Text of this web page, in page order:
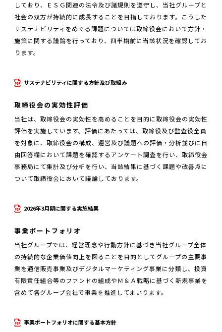
しており、ＥＳＧ関連の法令及び諸規則を遵守し、当社グループと
社会の双方が持続的に成長することを目指しております。こうした
サステナビリティをめぐる課題については取締役会において方針・
施策に関する議論を行っており、四半期前に当該状況を確認してお
ります。
サステナビリティに関する方針及び取組み
取締役会の実効性評価
当社は、取締役会の実効性を高めることを目的に取締役会の実効性
評価を実施しています。評価にあたっては、取締役及び監査役全員
を対象に、取締役会の構成、運営及び議題への評価・分析並びに自
由回答欄において課題を確認するアンケート調査を行い、取締役会
事務局にて集計及び分析を行い、当該結果に基づく課題や改善点に
ついて取締役会において議論しております。
2026年3月期に関する実施結果
事業ポートフォリオ
当社グループでは、経営理念や行動方針に基づき当社グループ全体
の持続的な企業価値向上を図ることを目的としてグループの主要事
業を通信販売事業及びデジタルマーケティング事業に分類し、投資
有限責任組合等のファンドの組成やＭ＆Ａ戦略に基づく新規事業を
含めて各グループ会社で事業を推進してまいります。
事業ポートフォリオに関する基本方針